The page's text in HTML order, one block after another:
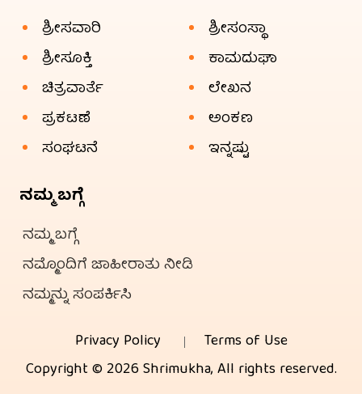
ಶ್ರೀಸವಾರಿ
ಶ್ರೀಸಂಸ್ಥಾ
ಶ್ರೀಸೂಕ್ತಿ
ಕಾಮದುಘಾ
ಚಿತ್ರವಾರ್ತೆ
ಲೇಖನ
ಪ್ರಕಟಣೆ
ಅಂಕಣ
ಸಂಘಟನೆ
ಇನ್ನಷ್ಟು
ನಮ್ಮ ಬಗ್ಗೆ
ನಮ್ಮ ಬಗ್ಗೆ
ನಮ್ಮೊಂದಿಗೆ ಜಾಹೀರಾತು ನೀಡಿ
ನಮ್ಮನ್ನು ಸಂಪರ್ಕಿಸಿ
Privacy Policy
Terms of Use
Copyright © 2026 Shrimukha, All rights reserved.